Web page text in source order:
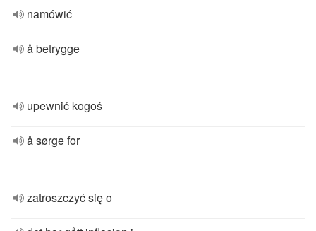
namówić
å betrygge
upewnić kogoś
å sørge for
zatroszczyć się o